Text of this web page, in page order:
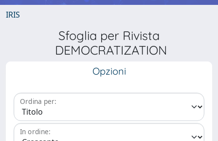
IRIS
Sfoglia per Rivista
DEMOCRATIZATION
Opzioni
Ordina per:
In ordine: